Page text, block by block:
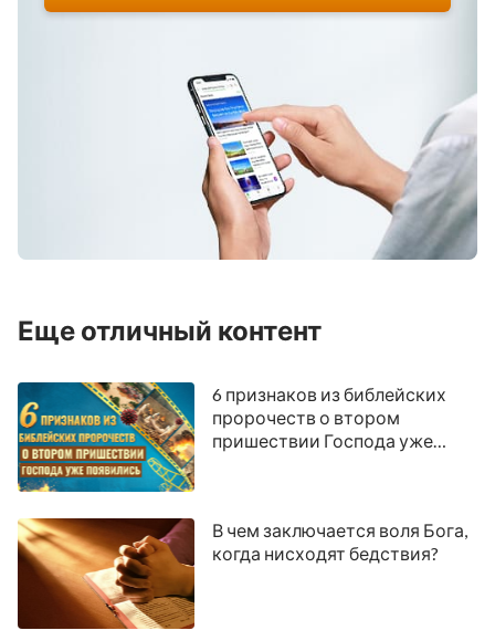
Еще отличный контент
6 признаков из библейских
пророчеств о втором
пришествии Господа уже
В чем заключается воля Бога,
когда нисходят бедствия?